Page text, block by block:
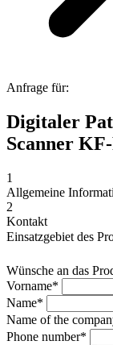
Anfrage für:
Digitaler
Scanner
1
Allgemeine
2
Kontakt
Einsatzgebiet des
Wünsche an das
Vorname*
Name*
Name of the
Phone number*